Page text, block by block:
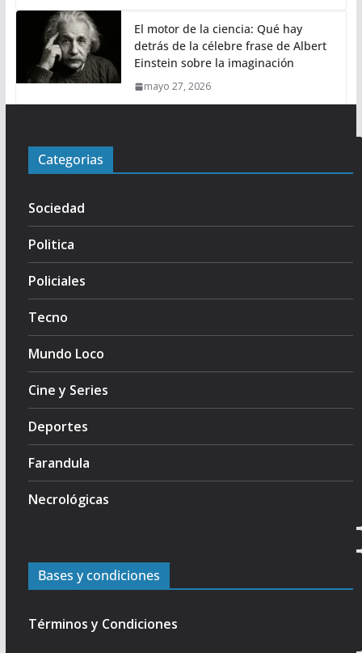
El motor de la ciencia: Qué hay
detrás de la célebre frase de Albert
Einstein sobre la imaginación
mayo 27, 2026
Categorias
Sociedad
Politica
Policiales
Tecno
Mundo Loco
Cine y Series
Deportes
Farandula
Necrológicas
Bases y condiciones
Términos y Condiciones